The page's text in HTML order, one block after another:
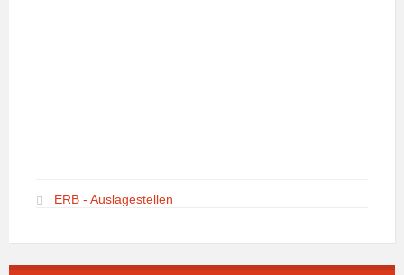
ERB - Auslagestellen